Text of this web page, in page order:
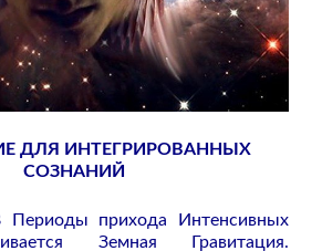
ДЛЯ ИНТЕГРИРОВАННЫХ
СОЗНАНИЙ
прихода Интенсивных
Земная Гравитация.